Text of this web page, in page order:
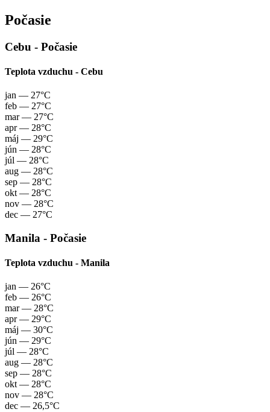
Počasie
Cebu - Počasie
Teplota vzduchu - Cebu
jan — 27°C
feb — 27°C
mar— 27°C
apr— 28°C
máj — 29°C
jún — 28°C
júl — 28°C
aug — 28°C
sep — 28°C
okt — 28°C
nov — 28°C
dec — 27°C
Manila - Počasie
Teplota vzduchu - Manila
jan — 26°C
feb — 26°C
mar— 28°C
apr— 29°C
máj — 30°C
jún — 29°C
júl — 28°C
aug — 28°C
sep — 28°C
okt— 28°C
nov — 28°C
dec — 26,5°C